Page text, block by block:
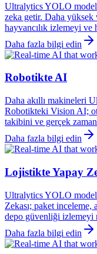
Ultralytics YOLO
zeka getir. Daha yüksek
hayvancılık izlemeyi ve
Daha fazla bilgi edin
Robotikte AI
Daha akıllı makineleri
Robotikteki Vision AI;
takibini ve gerçek
Daha fazla bilgi edin
Lojistikte Yapay
Ultralytics YOLO
Zekası; paket inceleme,
depo güvenliği izlemeyi
Daha fazla bilgi edin